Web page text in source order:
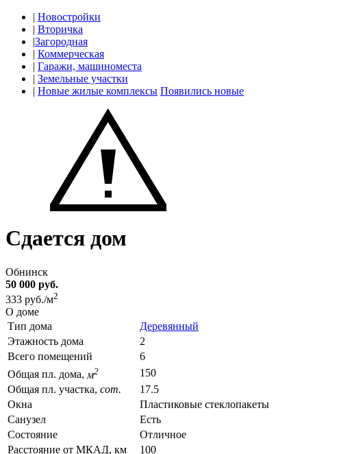
| Новостройки
| Вторичка
|Загородная
| Коммерческая
| Гаражи, машиноместа
| Земельные участки
| Новые жилые комплексы Появились новые
Сдается дом
Обнинск
50 000 руб.
333 руб./м2
О доме
Тип дома
Деревянный
Этажность дома
2
Всего помещений
6
Общая пл. дома, м2
150
Общая пл. участка, сот.
17.5
Окна
Пластиковые стеклопакеты
Санузел
Есть
Состояние
Отличное
Расстояние от МКАД, км
100